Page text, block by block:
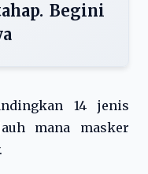
Begini
14 jenis
mana masker
.